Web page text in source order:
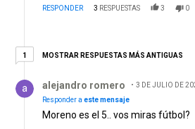
RESPONDER 3 RESPUESTAS 3 0
11 respuesta más antiguas
MOSTRAR RESPUESTAS MÁS ANTIGUAS
alejandro romero
3 DE JULIO DE
Responder a este mensaje
Moreno es el 5.. vos miras fútbol?